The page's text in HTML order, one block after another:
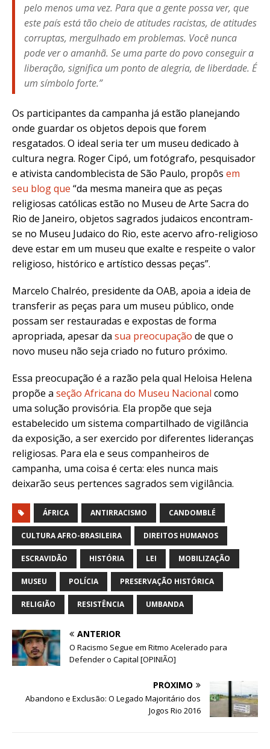
pelo menos uma vez. Para que a gente possa ver, que
este país está tão cheio de atitudes racistas, de atitudes
corruptas, mergulhado em problemas. Você nunca
pode ver o amanhã. Se uma parte do povo conseguir a
liberação, significa um ponto de alegria, de liberdade. É
um símbolo forte.”
Os participantes da campanha já estão planejando
onde guardar os objetos depois que forem
resgatados. O ideal seria ter um museu dedicado à
cultura negra. Roger Cipó, um fotógrafo, pesquisador
e ativista candomblecista de São Paulo, propôs em
seu blog que “da mesma maneira que as peças
religiosas católicas estão no Museu de Arte Sacra do
Rio de Janeiro, objetos sagrados judaicos encontram-
se no Museu Judaico do Rio, este acervo afro-religioso
deve estar em um museu que exalte e respeite o valor
religioso, histórico e artístico dessas peças”.
Marcelo Chalréo, presidente da OAB, apoia a ideia de
transferir as peças para um museu público, onde
possam ser restauradas e expostas de forma
apropriada, apesar da sua preocupação de que o
novo museu não seja criado no futuro próximo.
Essa preocupação é a razão pela qual Heloisa Helena
propõe a seção Africana do Museu Nacional como
uma solução provisória. Ela propõe que seja
estabelecido um sistema compartilhado de vigilância
da exposição, a ser exercido por diferentes lideranças
religiosas. Para ela e seus companheiros de
campanha, uma coisa é certa: eles nunca mais
deixarão seus pertences sagrados sem vigilância.
ÁFRICA ANTIRRACISMO CANDOMBLÉ
CULTURA AFRO-BRASILEIRA DIREITOS HUMANOS
ESCRAVIDÃO HISTÓRIA LEI MOBILIZAÇÃO
MUSEU POLÍCIA PRESERVAÇÃO HISTÓRICA
RELIGIÃO RESISTÊNCIA UMBANDA
ANTERIOR
O Racismo Segue em Ritmo Acelerado para
Defender o Capital [OPINIÃO]
PRÓXIMO
Abandono e Exclusão: O Legado Majoritário dos
Jogos Rio 2016